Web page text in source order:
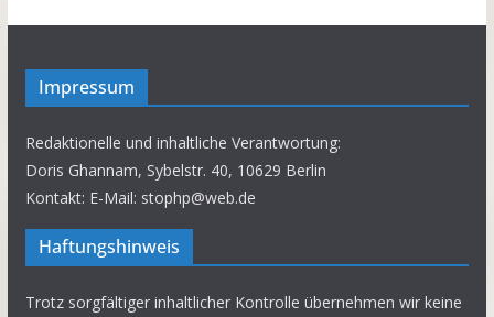
Impressum
Redaktionelle und inhaltliche Verantwortung:
Doris Ghannam, Sybelstr. 40, 10629 Berlin
Kontakt: E-Mail: stophp@web.de
Haftungshinweis
Trotz sorgfältiger inhaltlicher Kontrolle übernehmen wir keine